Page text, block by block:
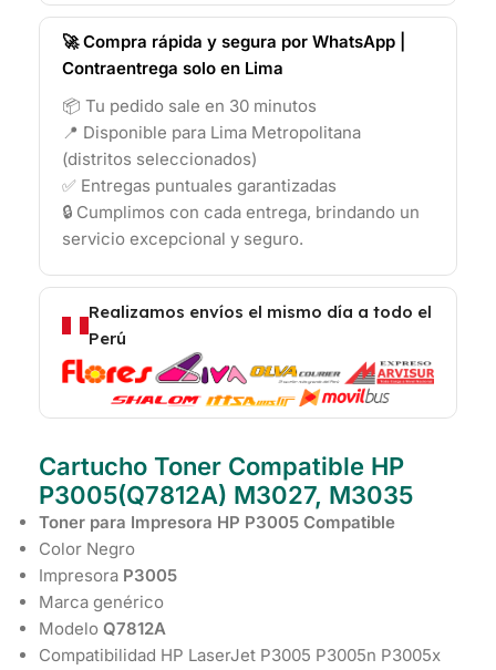
🚀 Compra rápida y segura por WhatsApp |
Contraentrega solo en Lima
📦 Tu pedido sale en 30 minutos
📍 Disponible para Lima Metropolitana
(distritos seleccionados)
✅ Entregas puntuales garantizadas
🔒 Cumplimos con cada entrega, brindando un
servicio excepcional y seguro.
Realizamos envíos el mismo día a todo el
Perú
Cartucho Toner Compatible HP
P3005(Q7812A) M3027, M3035
Toner para Impresora HP P3005 Compatible
Color Negro
Impresora P3005
Marca genérico
Modelo Q7812A
Compatibilidad HP LaserJet P3005 P3005n P3005x